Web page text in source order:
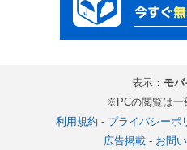
表示： モ
※PCの閲覧は一
利用規約 - プライバシーポ
広告掲載- お問